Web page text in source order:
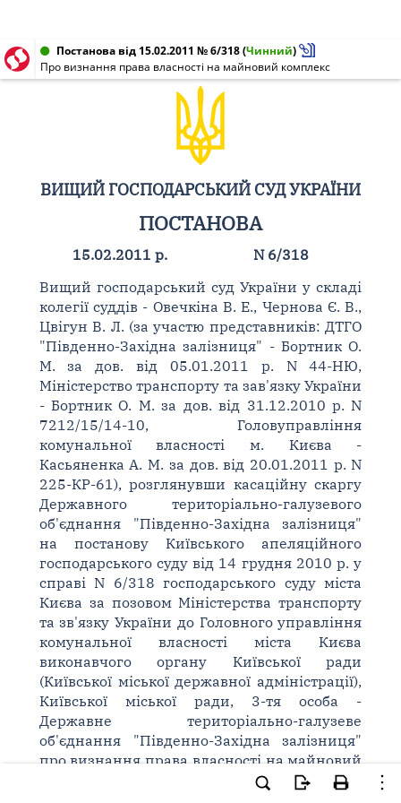
Постанова від 15.02.2011 № 6/318(Чинний)
Про визнання права власності на майновий комплекс
ВИЩИЙ ГОСПОДАРСЬКИЙ СУД УКРАЇНИ
ПОСТАНОВА
15.02.2011 р.
N 6/318
Вищий господарський суд України у складі
колегії суддів - Овечкіна В. Е., Чернова Є. В.,
Цвігун В. Л. (за участю представників: ДТГО
"Південно-Західна залізниця" - Бортник О.
М. за дов. від 05.01.2011 р. N 44-НЮ,
Міністерство транспорту та зав'язку України
- Бортник О. М. за дов. від 31.12.2010 р. N
7212/15/14-10, Головуправління
комунальної власності м. Києва -
Касьяненка А. М. за дов. від 20.01.2011 р. N
225-КР-61), розглянувши касаційну скаргу
Державного територіально-галузевого
об'єднання "Південно-Західна залізниця"
на постанову Київського апеляційного
господарського суду від 14 грудня 2010 р. у
справі N 6/318 господарського суду міста
Києва за позовом Міністерства транспорту
та зв'язку України до Головного управління
комунальної власності міста Києва
виконавчого органу Київської ради
(Київської міської державної адміністрації),
Київської міської ради, 3-тя особа -
Державне територіально-галузеве
об'єднання "Південно-Західна залізниця"
про визнання права власності на майновий